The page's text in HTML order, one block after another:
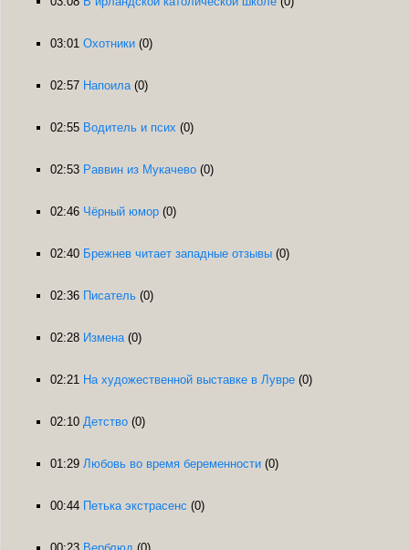
03:01 Охотники (0)
02:57 Напоила (0)
02:55 Водитель и псих (0)
02:53 Раввин из Мукачево (0)
02:46 Чёрный юмор (0)
02:40 Брежнев читает западные отзывы (0)
02:36 Писатель (0)
02:28 Измена (0)
02:21 На художественной выставке в Лувре (0)
02:10 Детство (0)
01:29 Любовь во время беременности (0)
00:44 Петька экстрасенс (0)